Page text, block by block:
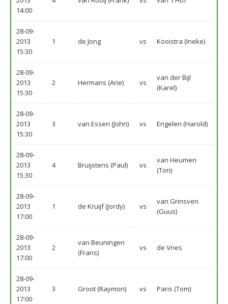
14:00
28-09-
2013
15:30
1 de Jong vs Kooistra (Ineke)
28-09-
2013
15:30
2 Hermans (Arie) vs
van der Bijl
(Karel)
28-09-
2013
15:30
3 van Essen (John) vs Engelen (Harold)
28-09-
2013
15:30
4 Bruijstens (Paul) vs
van Heumen
(Ton)
28-09-
2013
17:00
1 de Kruijf (Jordy) vs
van Grinsven
(Guus)
28-09-
2013
17:00
2
van Beuningen
(Frans)
vs de Vries
28-09-
2013
17:00
3 Groot (Raymon) vs Paris (Tom)